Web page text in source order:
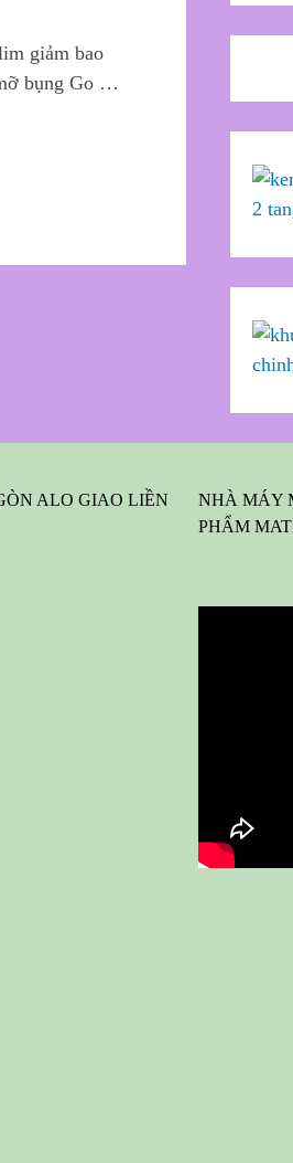
giảm bao
bụng Go …
ALO GIAO LIỀN
NHÀ MÁY
PHẨM